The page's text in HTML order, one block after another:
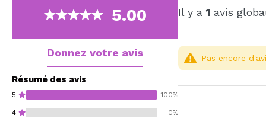
5.00
Donnez votre avis
Résumé des avis
5 100%
4 0%
Il y a 1 avis
Pas encore